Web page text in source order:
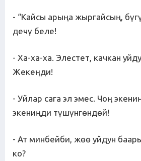
- “Кайсы арыңа жыргайсың,
дечү беле!
- Ха-ха-ха. Элестет, качкан
Жекеңди!
- Уйлар сага эл эмес. Чоң
экениңди түшүнгөндөй!
- Ат минбейби, жөө уйдун
ко?